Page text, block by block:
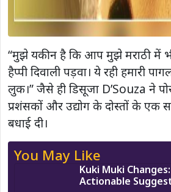
“मुझे यकीन है कि आप मुझे मराठी में
हैप्पी दिवाली पड़वा। ये रही हमारी
लुक।” जैसे ही डिसूजा D’Souza ने
प्रशंसकों और उद्योग के दोस्तों के एक
बधाई दी।
You May Like
Kuki Muki
Actionable